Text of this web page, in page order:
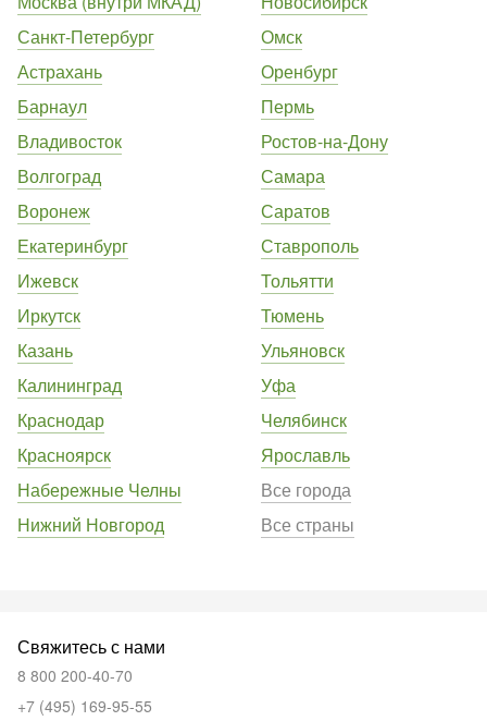
Санкт-Петербург
Астрахань
Барнаул
Владивосток
Волгоград
Воронеж
Екатеринбург
Ижевск
Иркутск
Казань
Калининград
Краснодар
Красноярск
Набережные Челны
Нижний Новгород
Омск
Оренбург
Пермь
Ростов-на-Дону
Самара
Саратов
Ставрополь
Тольятти
Тюмень
Ульяновск
Уфа
Челябинск
Ярославль
Все города
Все страны
Свяжитесь с нами
8 800 200-40-70
+7 (495) 169-95-55